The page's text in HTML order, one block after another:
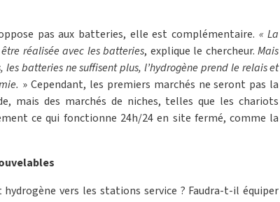
pas aux batteries, elle est complémentaire. « La
réalisée avec les batteries, explique le chercheur.Mais
les batteries ne suffisent plus, l’hydrogène prend le relais et
» Cependant, les premiers marchés ne seront pas la
mais des marchés de niches, telles que les chariots
ce qui fonctionne 24h/24 en site fermé, comme la
vers les stations service ? Faudra-t-il équiper